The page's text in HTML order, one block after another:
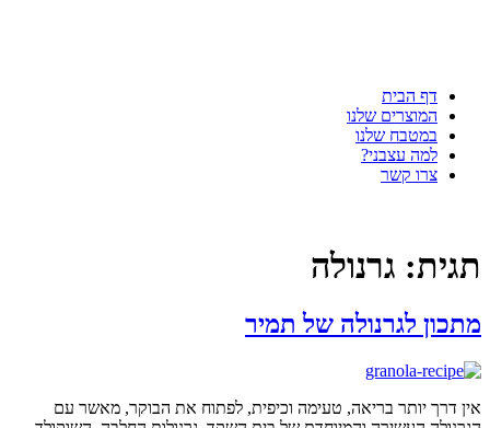
דף הבית
המוצרים שלנו
במטבח שלנו
למה עצבני?
צרו קשר
תגית: גרנולה
מתכון לגרנולה של תמיר
אין דרך יותר בריאה, טעימה וכיפית, לפתוח את הבוקר, מאשר עם